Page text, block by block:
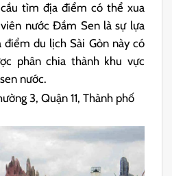
tìm địa điểm có thể xua
nước Đầm Sen là sự lựa
du lịch Sài Gòn này có
phân chia thành khu vực
nước.
3, Quận 11, Thành phố